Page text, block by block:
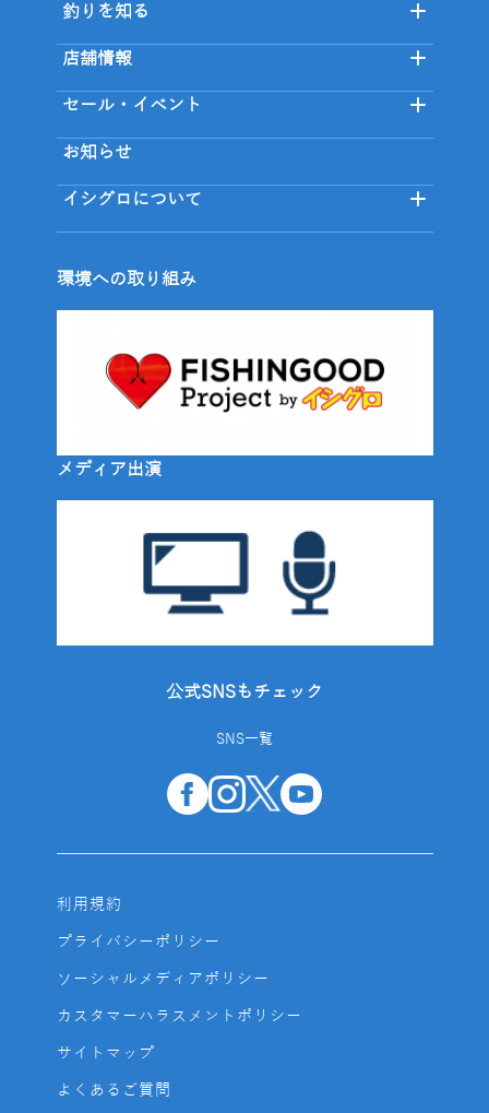
釣りを知る
店舗情報
セール・イベント
お知らせ
イシグロについて
環境への取り組み
メディア出演
公式SNSもチェック
SNS一覧
利用規約
プライバシーポリシー
ソーシャルメディアポリシー
カスタマーハラスメントポリシー
サイトマップ
よくあるご質問